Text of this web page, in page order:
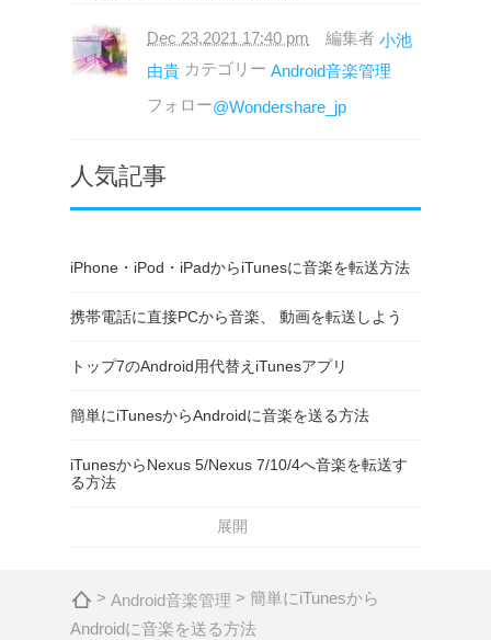
Dec 23,2021 17:40 pm 編集者 小池
由貴 カテゴリー Android音楽管理
フォロー@Wondershare_jp
人気記事
iPhone・iPod・iPadからiTunesに音楽を転送方法
携帯電話に直接PCから音楽、 動画を転送しよう
トップ7のAndroid用代替えiTunesアプリ
簡単にiTunesからAndroidに音楽を送る方法
iTunesからNexus 5/Nexus 7/10/4へ音楽を転送す
る方法
展開
> Android音楽管理 > 簡単にiTunesから
Androidに音楽を送る方法